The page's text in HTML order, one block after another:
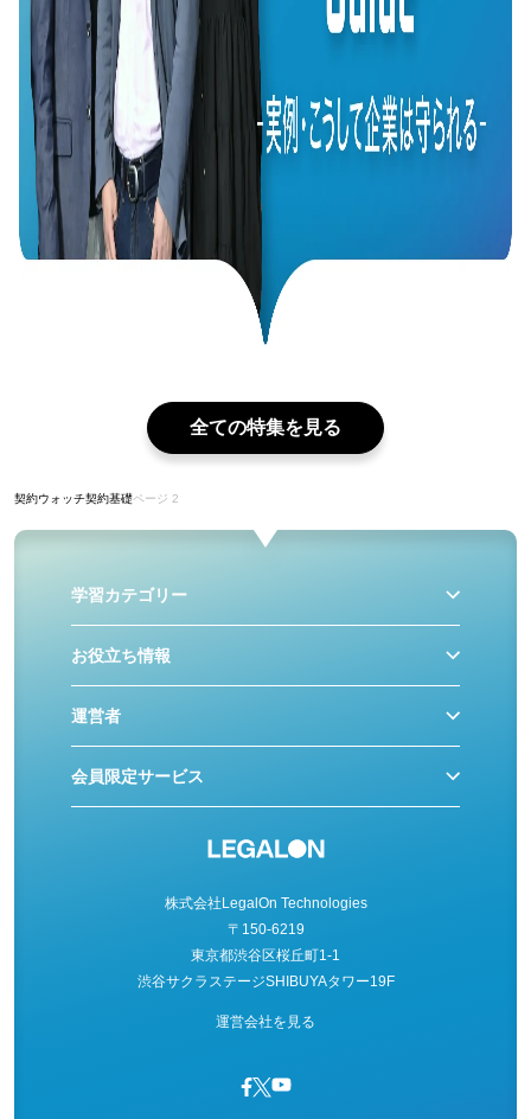
全ての特集を見る
契約ウォッチ契約基礎ページ 2
学習カテゴリー
お役立ち情報
運営者
会員限定サービス
株式会社LegalOn Technologies
〒150-6219
東京都渋谷区桜丘町1-1
渋谷サクラステージSHIBUYAタワー19F
運営会社を見る